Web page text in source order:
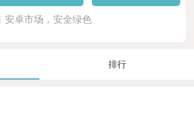
安卓市场，安全绿色
排行